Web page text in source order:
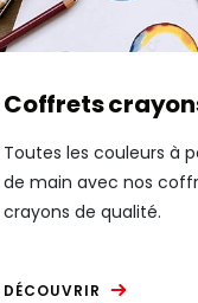
Coffrets
Toutes les couleurs à
de main avec nos
crayons de qualité.
DÉCOUVRIR